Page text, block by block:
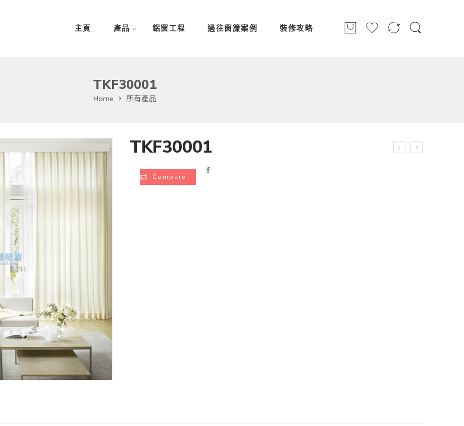
主頁 產品 鋁窗工程 過往窗簾案例 裝修攻略
TKF30001
Home 所有產品
TKF30001
Compare